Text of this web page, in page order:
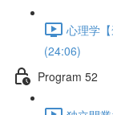
心理学
(24:06)
Program 52